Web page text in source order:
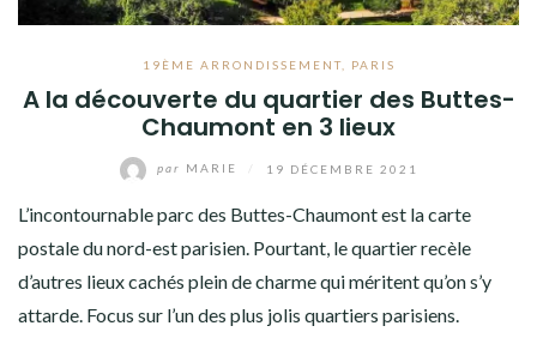
19ÈME ARRONDISSEMENT, PARIS
A la découverte du quartier des Buttes-
Chaumont en 3 lieux
par MARIE 19 DÉCEMBRE 2021
L’incontournable parc des Buttes-Chaumont est la carte
postale du nord-est parisien. Pourtant, le quartier recèle
d’autres lieux cachés plein de charme qui méritent qu’on s’y
attarde. Focus sur l’un des plus jolis quartiers parisiens.
12ÈME ARRONDISSEMENT
14ÈME ARRONDISSEMENT
15ÈME ARRONDISSEMENT
16ÈME ARRONDISSEMENT
17ÈME ARRONDISSEMENT
18ÈME ARRONDISSEMENT